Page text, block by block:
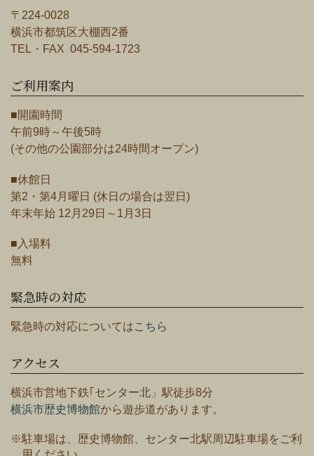
〒224-0028
横浜市都筑区大棚西2番
TEL・FAX 045-594-1723
ご利用案内
■開園時間
午前9時～午後5時
(その他の公園部分は24時間オープン)
■休館日
第2・第4月曜日 (休日の場合は翌日)
年末年始 12月29日～1月3日
■入場料
無料
緊急時の対応
緊急時の対応についてはこちら
アクセス
横浜市営地下鉄｢センター北」駅徒歩8分
横浜市歴史博物館から遊歩道があります。
※駐車場は、歴史博物館、センター北駅周辺駐車場をご利